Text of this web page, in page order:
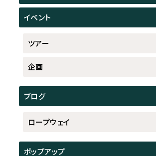
イベント
ツアー
企画
ブログ
ロープウェイ
ポップアップ